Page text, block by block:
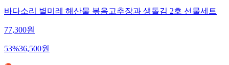
바다소리 별미레 해산물 볶음고추장과 생돌김 2호 선물세트
77,300원
53%36,500원